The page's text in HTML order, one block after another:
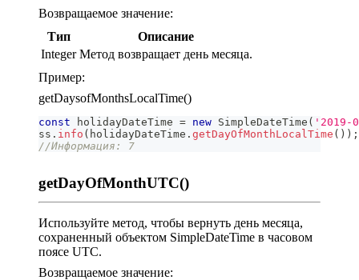
Возвращаемое значение:
Тип
Описание
Integer Метод возвращает день месяца.
Пример:
getDaysofMonthsLocalTime()
const holidayDateTime = new SimpleDateTime ( '2019-
ss . info ( holidayDateTime . getDayOfMonthLocalTime ( ) ) ;
//Информация: 7
getDayOfMonthUTC()
Используйте метод, чтобы вернуть день месяца,
сохраненный объектом SimpleDateTime в часовом
поясе UTC.
Возвращаемое значение: